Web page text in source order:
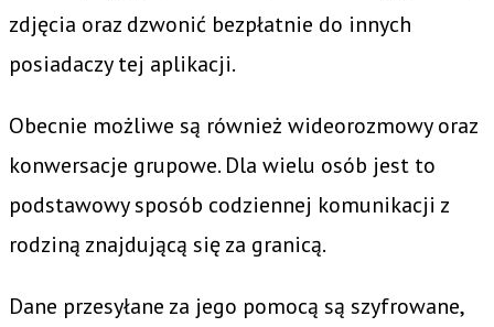
zdjęcia oraz dzwonić bezpłatnie do innych
posiadaczy tej aplikacji.
Obecnie możliwe są również wideorozmowy oraz
konwersacje grupowe. Dla wielu osób jest to
podstawowy sposób codziennej komunikacji z
rodziną znajdującą się za granicą.
Dane przesyłane za jego pomocą są szyfrowane,